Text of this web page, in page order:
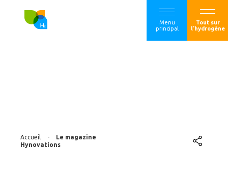
Menu
principal
Tout sur
l'hydrogène
Accueil -
Le magazine
Hynovations